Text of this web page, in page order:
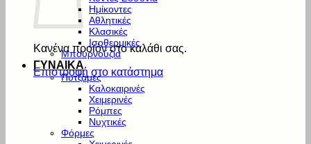
Κανένα προϊόν στο καλάθι σας.
Επιστροφή στο κατάστημα
Ημίκοντες
Αθλητικές
Κλασικές
Ισοθερμικές
Μπουρνούζια
ΓΥΝΑΙΚΑ
Πυτζάμες
Καλοκαιρινές
Χειμερινές
Ρόμπες
Νυχτικές
Φόρμες